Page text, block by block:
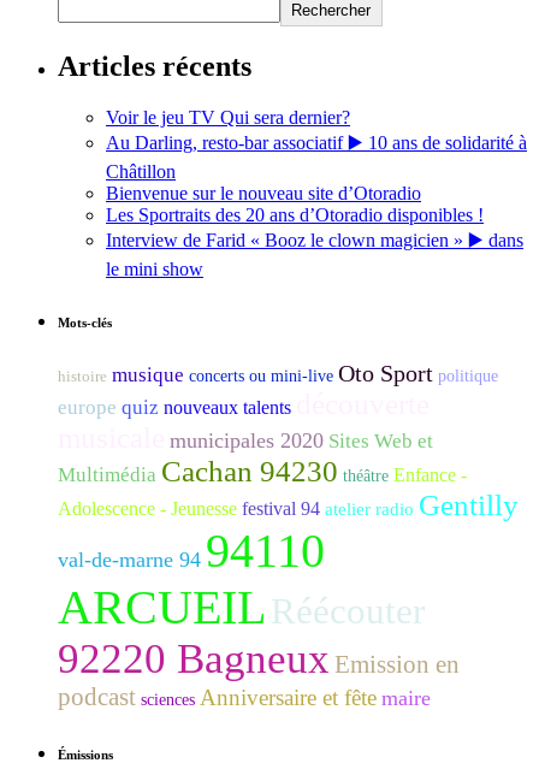
Rechercher
Articles récents
Voir le jeu TV Qui sera dernier?
Au Darling, resto-bar associatif ▶️ 10 ans de solidarité à
Châtillon
Bienvenue sur le nouveau site d’Otoradio
Les Sportraits des 20 ans d’Otoradio disponibles !
Interview de Farid « Booz le clown magicien » ▶️ dans
le mini show
Mots-clés
histoire musique concerts ou mini-live Oto Sport politique
europe quiz nouveaux talents
municipales 2020 Sites Web et
Multimédia Cachan 94230 théâtre Enfance -
Adolescence - Jeunesse festival 94 atelier radio Gentilly
val-de-marne 94 94110
ARCUEIL Réécouter
92220 Bagneux Emission en
podcast sciences Anniversaire et fête maire
Émissions